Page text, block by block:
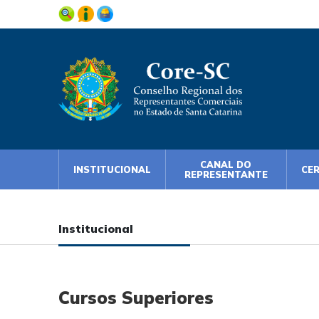
INSTITUCIONAL
CANAL DO
REPRESENTANTE
Institucional
Cursos Superiores